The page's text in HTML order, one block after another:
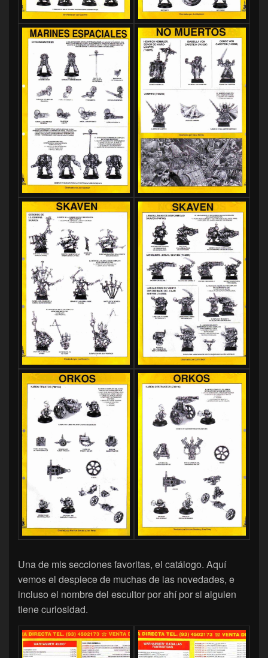
Una de mis secciones favoritas, el catálogo. Aquí
vemos el despiece de muchas de las novedades, e
incluso el nombre del escultor por ahí por si alguien
tiene curiosidad.